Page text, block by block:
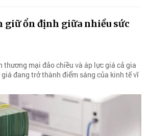
giữ ổn định giữa nhiều sức
thương mại đảo chiều và áp lực giá cả gia
đang trở thành điểm sáng của kinh tế vĩ